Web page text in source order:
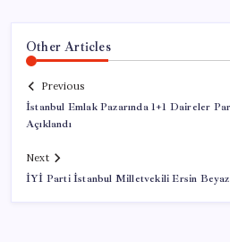
Other Articles
Previous
İstanbul Emlak Pazarında 1+1 Daireler
Açıklandı
Next
İYİ Parti İstanbul Milletvekili Ersin